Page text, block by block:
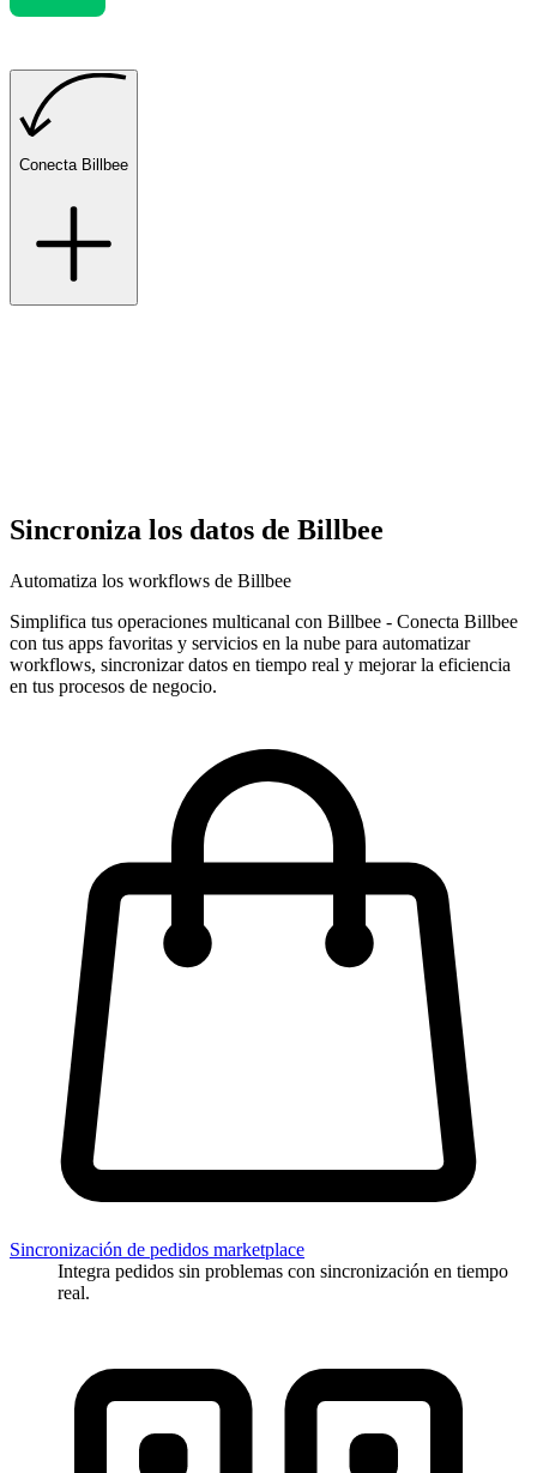
Conecta Billbee
Sincroniza los datos de Billbee
Automatiza los workflows de Billbee
Simplifica tus operaciones multicanal con Billbee - Conecta Billbee
con tus apps favoritas y servicios en la nube para automatizar
workflows, sincronizar datos en tiempo real y mejorar la eficiencia
en tus procesos de negocio.
Sincronización de pedidos marketplace
Integra pedidos sin problemas con sincronización en tiempo
real.